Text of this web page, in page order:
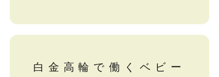
白金高輪で働くベビー